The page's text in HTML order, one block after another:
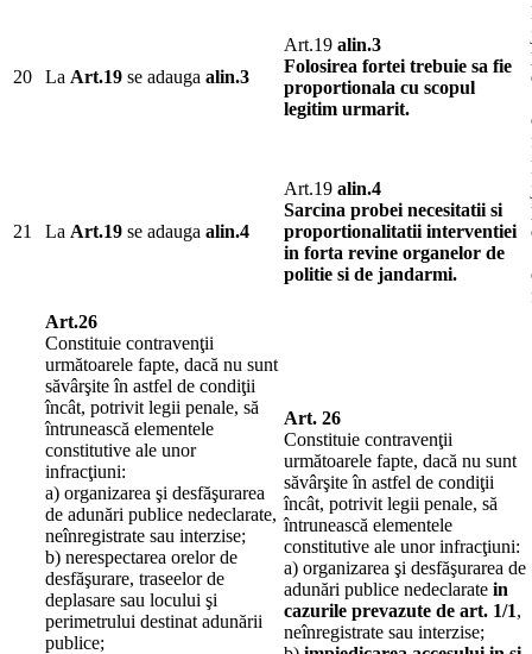
20 La Art.19 se adauga alin.3
Art.19 alin.3
Folosirea fortei trebuie sa fie
proportionala cu scopul
legitim urmarit.
21 La Art.19 se adauga alin.4
Art.19 alin.4
Sarcina probei necesitatii si
proportionalitatii interventiei
in forta revine organelor de
politie si de jandarmi.
Art.26
Constituie contravenţii
următoarele fapte, dacă nu sunt
săvârşite în astfel de condiţii
încât, potrivit legii penale, să
întrunească elementele
constitutive ale unor
infracţiuni:
a) organizarea şi desfăşurarea
de adunări publice nedeclarate,
neînregistrate sau interzise;
b) nerespectarea orelor de
desfăşurare, traseelor de
deplasare sau locului şi
perimetrului destinat adunării
publice;
Art. 26
Constituie contravenţii
următoarele fapte, dacă nu sunt
săvârşite în astfel de condiţii
încât, potrivit legii penale, să
întrunească elementele
constitutive ale unor infracţiuni:
a) organizarea şi desfăşurarea de
adunări publice nedeclarate in
cazurile prevazute de art. 1/1,
neînregistrate sau interzise;